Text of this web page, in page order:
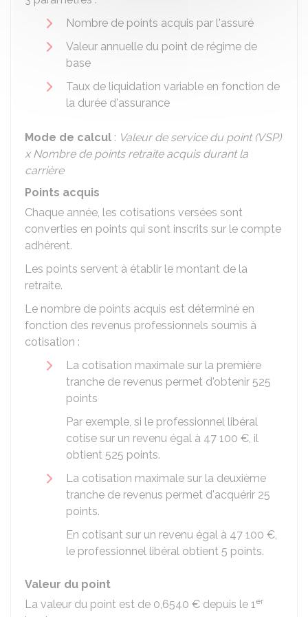
Nombre de points acquis par l'assuré
Valeur annuelle du point de régime de
base
Taux de liquidation variable en fonction de
la durée d'assurance
Mode de calcul : Valeur de service du point (VSP)
x Nombre de points retraite acquis durant la
carrière
Points acquis
Chaque année, les cotisations versées sont
converties en points qui sont inscrits sur le compte
adhérent.
Les points servent à établir le montant de la
retraite.
Le nombre de points acquis est déterminé en
fonction des revenus professionnels soumis à
cotisation :
La cotisation maximale sur la première
tranche de revenus permet d'obtenir 525
points
Par exemple, si le professionnel libéral
cotise sur un revenu égal à 47 100 €, il
obtient 525 points.
La cotisation maximale sur la deuxième
tranche de revenus permet d'acquérir 25
points.
En cotisant sur un revenu égal à 47 100 €,
le professionnel libéral obtient 5 points.
Valeur du point
La valeur du point est de 0,6540 € depuis le 1er